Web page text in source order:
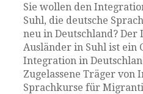
Sie wollen den
Suhl, die deutsche
neu in Deutschland?
Ausländer in Suhl ist ein
Integration in
Zugelassene Träger von
Sprachkurse für